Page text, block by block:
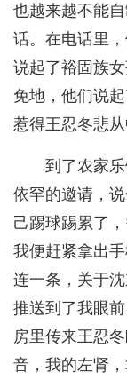
也越来越不能
话。在电话里
说起了裕固族
免地，他们说
惹得王忍冬悲
到了农家
依罕的邀请，
己踢球踢累了
我便赶紧拿出
连一条，关于
推送到了我眼
房里传来王忍
音，我的左肾